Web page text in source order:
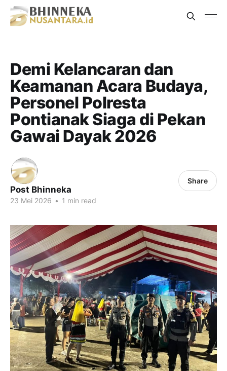
Demi Kelancaran dan
Keamanan Acara Budaya,
Personel Polresta
Pontianak Siaga di Pekan
Gawai Dayak 2026
Post Bhinneka
23 Mei 2026 • 1 min read
Share